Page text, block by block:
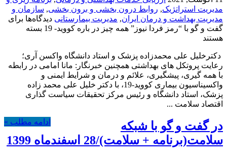
مدیریت استراتژیک, روابط درون بخشی و برون بخشی, سازمان و
مدیریت بهداشت و درمان ایران, مدیریت بیمارستانی دیدگاه‌ها برای
گفت و گو با “رمز فردا نیوز” همه چیز در باره کووید- 19
بسته
هستند
دکترخلیل علی محمدزاده پزشک و استاد دانشگاه واکسن آری؛
رعایت پروتکل های بهداشتی همچنین خبرنگار: مانا امامی در رابطه
با همه گیری، پیشگیری، علائم و درمان و شرایط ایمنی و
واکسیناسیون بیماری کووید-19، با دکتر خلیل علی محمد زاده
پزشک، استاد دانشگاه و رئیس مرکز تحقیقات سیاست گذاری
اقتصاد سلامت ...
ادامه مطلب »
در گفت و گو با شبکه
سلامت(برنامه + سلامت)/28 اسفندماه 1399